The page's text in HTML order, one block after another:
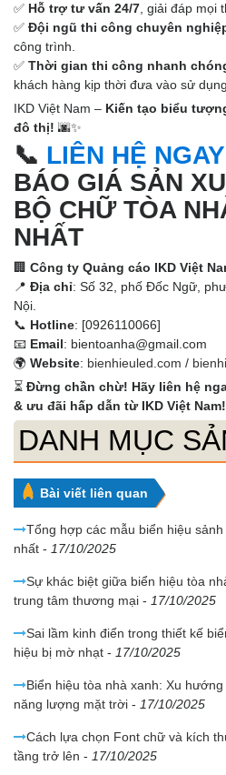
✅ Hỗ trợ tư vấn 24/7 , giải đáp mọi
✅ Đội ngũ thi công chuyên
công trình.
✅ Thời gian thi công nhanh
khách hàng kịp thời đưa vào sử dụng.
IKD Việt Nam – Kiến tạo biểu
đô thị! 🌆✨
📞 LIÊN HỆ NGAY
BÁO GIÁ SẢN
BỘ CHỮ TÒA
NHẤT
🏢 Công ty Quảng cáo IKD Việt
📍 Địa chỉ: Số 32, phố Đốc Ngữ,
Nội.
📞 Hotline: [0926110066]
📧 Email: bientoanha@gmail.com
🌍 Website: bienhieuled.com /
⏳ Đừng chần chừ! Hãy liên hệ
& ưu đãi hấp dẫn từ IKD Việt Nam!
DANH MỤC
Bài viết liên quan
Tổng hợp các mẫu biển hiệu
nhất - 17/10/2025
Sự khác biệt giữa biển hiệu tòa
trung tâm thương mại - 17/10/2025
Sai lầm kinh điển trong thiết kế
hiệu bị mờ nhạt - 17/10/2025
Biển hiệu tòa nhà xanh: Xu
năng lượng mặt trời - 17/10/2025
Cách lựa chọn Font chữ và kích
tầng trở lên - 17/10/2025